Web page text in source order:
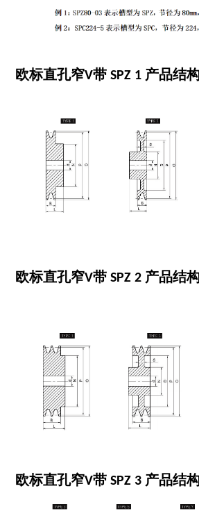
欧标直孔窄V带 SPZ 1 产品结
欧标直孔窄V带 SPZ 2 产品结
欧标直孔窄V带 SPZ 3 产品结